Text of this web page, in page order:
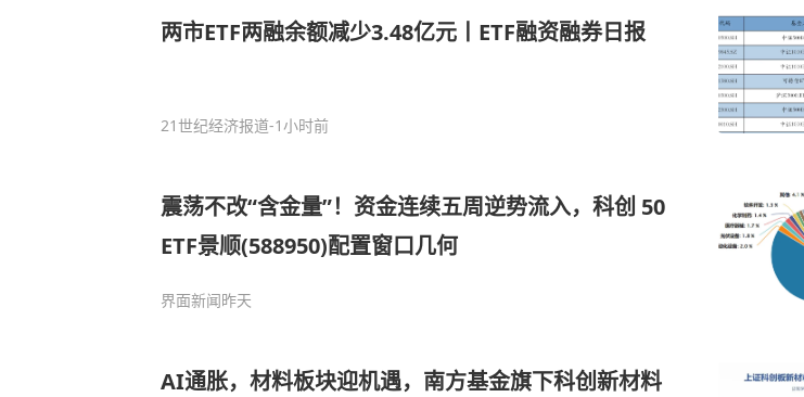
两市ETF两融余额减少3.48亿元丨ETF融资融券日报
21世纪经济报道-1小时前
震荡不改“含金量”！资金连续五周逆势流入，科创 50
ETF景顺(588950)配置窗口几何
界面新闻昨天
AI通胀，材料板块迎机遇，南方基金旗下科创新材料